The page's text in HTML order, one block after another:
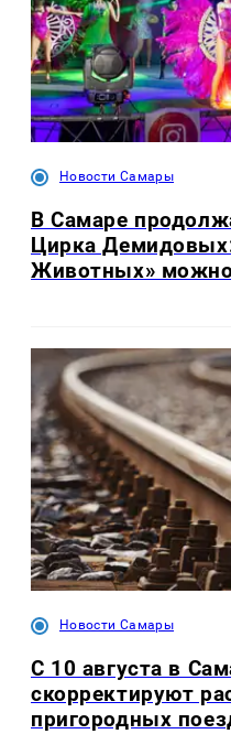
Новости Самары
В Самаре
Цирка
Животных»
Новости Самары
С 10 августа в
скорректируют
пригородных